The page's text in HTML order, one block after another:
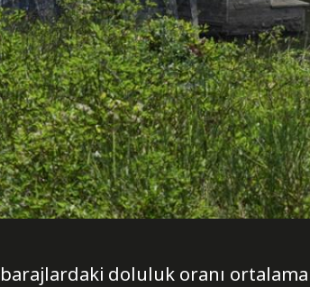
doluluk oranı